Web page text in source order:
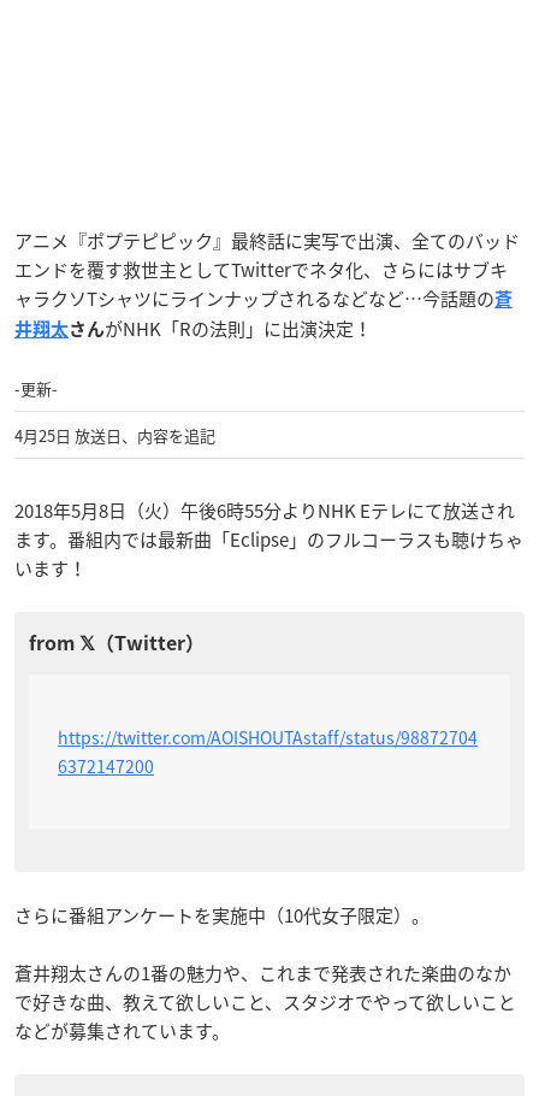
アニメ『ポプテピピック』最終話に実写で出演、全てのバッド
エンドを覆す救世主としてTwitterでネタ化、さらにはサブキ
ャラクソTシャツにラインナップされるなどなど…今話題の蒼
井翔太さんがNHK「Rの法則」に出演決定！
-更新-
4月25日 放送日、内容を追記
2018年5月8日（火）午後6時55分よりNHK Eテレにて放送され
ます。番組内では最新曲「Eclipse」のフルコーラスも聴けちゃ
います！
https://twitter.com/AOISHOUTAstaff/status/98872704
6372147200
さらに番組アンケートを実施中（10代女子限定）。
蒼井翔太さんの1番の魅力や、これまで発表された楽曲のなか
で好きな曲、教えて欲しいこと、スタジオでやって欲しいこと
などが募集されています。